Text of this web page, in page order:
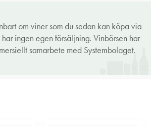
om viner som du sedan kan köpa via
ingen egen försäljning. Vinbörsen har
samarbete med Systembolaget.